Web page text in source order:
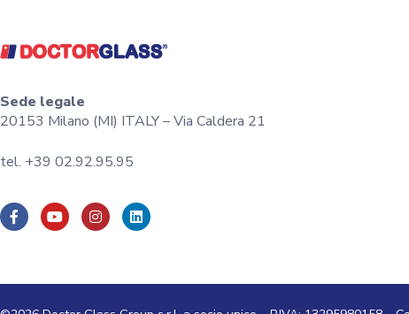
Sede legale
20153 Milano (MI) ITALY – Via Caldera 21
tel. +39 02.92.95.95